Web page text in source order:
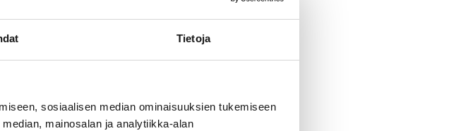
Tietoja
sosiaalisen median ominaisuuksien tukemiseen
mainosalan ja analytiikka-alan